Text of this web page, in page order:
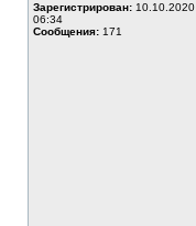
Зарегистрирован: 10.10.2020
06:34
Сообщения: 171